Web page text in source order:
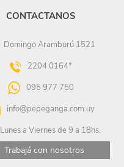
CONTACTANOS
Domingo Aramburú 1521
2204 0164*
095 977 750
info@pepeganga.com.uy
Lunes a Viernes de 9 a 18hs.
Trabajá con nosotros